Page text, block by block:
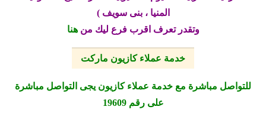
المنيا ، بنى سويف )
وتقدر تعرف اقرب فرع ليك من هنا
خدمة عملاء كازيون ماركت
للتواصل مباشرة مع خدمة عملاء كازيون يجى التواصل مباشرة
على رقم 19609